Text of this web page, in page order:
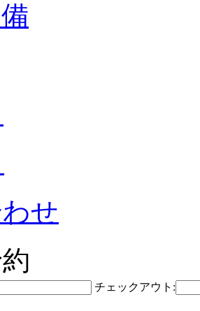
せ
チェックアウト: